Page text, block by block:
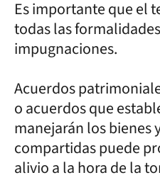
Es importante que el
todas las
impugnaciones.
Acuerdos
o acuerdos que
manejarán los bienes
compartidas puede
alivio a la hora de la